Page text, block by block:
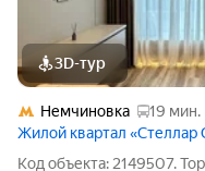
3D-тур
Немчиновка
19 мин.
Жилой квартал «Стеллар
Код объекта: 2149507.